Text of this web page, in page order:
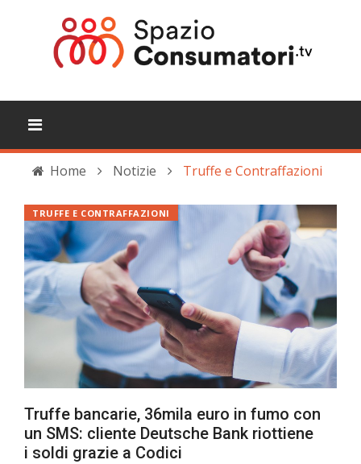
Home Notizie Truffe e Contraffazioni
Truffe bancarie, 36mila euro in fumo con
un SMS: cliente Deutsche Bank riottiene
i soldi grazie a Codici
TRUFFE E CONTRAFFAZIONI